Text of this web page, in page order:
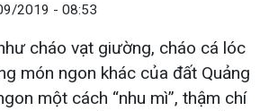
2019 - 08:53
cháo vạt giường, cháo cá lóc
món ngon khác của đất Quảng
một cách “nhu mì”, thậm chí